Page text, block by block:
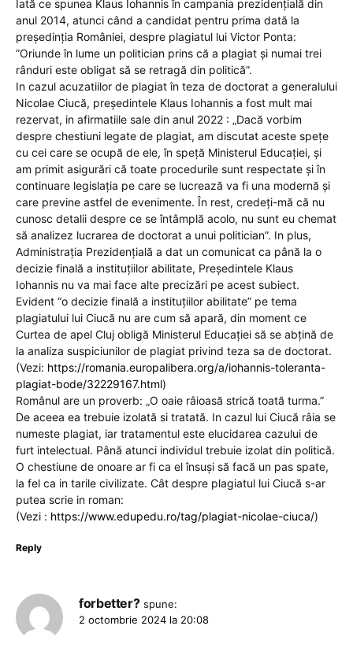
Iată ce spunea Klaus Iohannis în campania prezidențială din
anul 2014, atunci când a candidat pentru prima dată la
președinția României, despre plagiatul lui Victor Ponta:
”Oriunde în lume un politician prins că a plagiat și numai trei
rânduri este obligat să se retragă din politică”.
In cazul acuzatiilor de plagiat în teza de doctorat a generalului
Nicolae Ciucă, președintele Klaus Iohannis a fost mult mai
rezervat, in afirmatiile sale din anul 2022 : „Dacă vorbim
despre chestiuni legate de plagiat, am discutat aceste spețe
cu cei care se ocupă de ele, în speță Ministerul Educației, și
am primit asigurări că toate procedurile sunt respectate și în
continuare legislația pe care se lucrează va fi una modernă și
care previne astfel de evenimente. În rest, credeți-mă că nu
cunosc detalii despre ce se întâmplă acolo, nu sunt eu chemat
să analizez lucrarea de doctorat a unui politician”. In plus,
Administrația Prezidențială a dat un comunicat ca până la o
decizie finală a instituțiilor abilitate, Președintele Klaus
Iohannis nu va mai face alte precizări pe acest subiect.
Evident “o decizie finală a instituțiilor abilitate” pe tema
plagiatului lui Ciucă nu are cum să apară, din moment ce
Curtea de apel Cluj obligă Ministerul Educaţiei să se abţină de
la analiza suspiciunilor de plagiat privind teza sa de doctorat.
(Vezi: https://romania.europalibera.org/a/iohannis-toleranta-
plagiat-bode/32229167.html)
Românul are un proverb: „O oaie râioasă strică toată turma.”
De aceea ea trebuie izolată si tratată. In cazul lui Ciucă râia se
numeste plagiat, iar tratamentul este elucidarea cazului de
furt intelectual. Până atunci individul trebuie izolat din politică.
O chestiune de onoare ar fi ca el însuși să facă un pas spate,
la fel ca in tarile civilizate. Cât despre plagiatul lui Ciucă s-ar
putea scrie in roman:
(Vezi : https://www.edupedu.ro/tag/plagiat-nicolae-ciuca/)
Reply
forbetter? spune:
2 octombrie 2024 la 20:08